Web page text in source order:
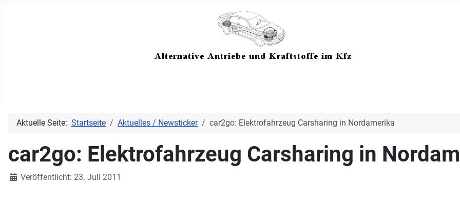
Aktuelle Seite: Startseite Aktuelles / Newsticker car2go: Elektrofahrzeug Carsharing in Nordamerika
car2go: Elektrofahrzeug Carsharing in
DetailsVeröffentlicht: 23. Juli 2011